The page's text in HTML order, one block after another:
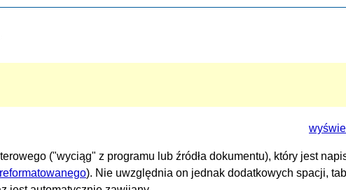
("wyciąg" z programu lub źródła dokumentu), który jest
). Nie uwzględnia on jednak dodatkowych spacji,